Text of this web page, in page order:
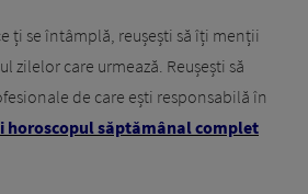
ți se întâmplă, reușești să îți menții
zilelor care urmează. Reușești să
de care ești responsabilă în
horoscopul săptămânal complet